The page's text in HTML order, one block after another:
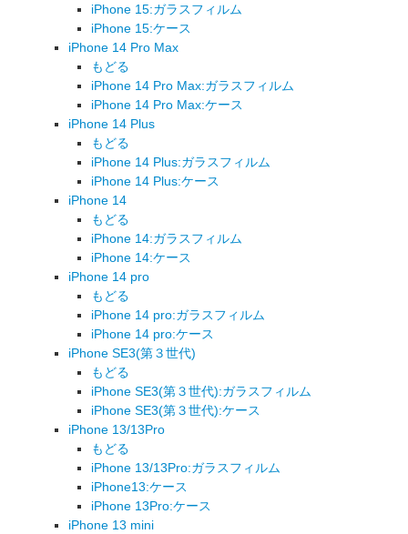
iPhone 15:ガラスフィルム
iPhone 15:ケース
iPhone 14 Pro Max
もどる
iPhone 14 Pro Max:ガラスフィルム
iPhone 14 Pro Max:ケース
iPhone 14 Plus
もどる
iPhone 14 Plus:ガラスフィルム
iPhone 14 Plus:ケース
iPhone 14
もどる
iPhone 14:ガラスフィルム
iPhone 14:ケース
iPhone 14 pro
もどる
iPhone 14 pro:ガラスフィルム
iPhone 14 pro:ケース
iPhone SE3(第３世代)
もどる
iPhone SE3(第３世代):ガラスフィルム
iPhone SE3(第３世代):ケース
iPhone 13/13Pro
もどる
iPhone 13/13Pro:ガラスフィルム
iPhone13:ケース
iPhone 13Pro:ケース
iPhone 13 mini